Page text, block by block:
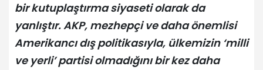
bir kutuplaştırma siyaseti olarak da
yanlıştır. AKP, mezhepçi ve daha önemlisi
Amerikancı dış politikasıyla, ülkemizin ‘milli
ve yerli’ partisi olmadığını bir kez daha